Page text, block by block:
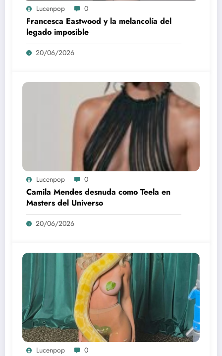
Lucenpop 0
Francesca Eastwood y la melancolía del
legado imposible
20/06/2026
Lucenpop 0
Camila Mendes desnuda como Teela en
Masters del Universo
20/06/2026
Lucenpop 0